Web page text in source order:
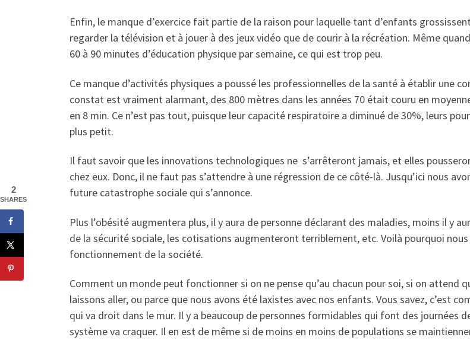
Enfin, le manque d’exercice fait partie de la raison pour laquelle tant d’enfants
regarder la télévision et à jouer à des jeux vidéo que de courir à la récréation. Même
60 à 90 minutes d’éducation physique par semaine, ce qui est trop peu.
Ce manque d’activités physiques a poussé les professionnelles de la santé à établir une
constat est vraiment alarmant, des 800 mètres dans les années 70 était couru en
en 8 min. Ce n’est pas tout, puisque leur capacité respiratoire a diminué de 30%, leurs
plus petit.
Il faut savoir que les innovations technologiques ne s’arrêteront jamais, et elles
chez eux. Donc, il ne faut pas s’attendre à une régression de ce côté-là. Jusqu’ici nous
future catastrophe sociale qui s’annonce.
Plus l’obésité augmentera plus, il y aura de personne déclarant des maladies, moins il y
de la sécurité sociale, les cotisations augmenteront terriblement, etc. Voilà pourquoi
fonctionnement de la société.
Comment un monde peut fonctionner si on ne pense qu’au chacun pour soi, si on attend
laissons aller, ou parce que nous avons été laxistes avec nos enfants. Vous savez, c’est
qui va droit dans le mur. Il y a beaucoup de personnes formidables qui font des journées
système va craquer. Il en est de même si de moins en moins de populations se
2
SHARES